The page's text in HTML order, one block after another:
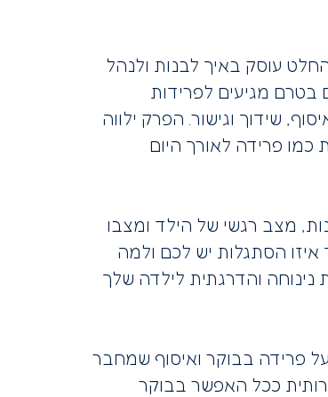
עוסק באיך לבנות ולנהל
בטרם מגיעים לפרידות
שידוך וגישור. הפרק ילווה
פרידה לאורך היום
מצב רגשי של הילד ומצבו
איזו הסתגלות יש לכם ולמה
והדרגתית לילדה שלך
פרידה בבוקר ואיסוף שמחבר
ככל האפשר בבוקר